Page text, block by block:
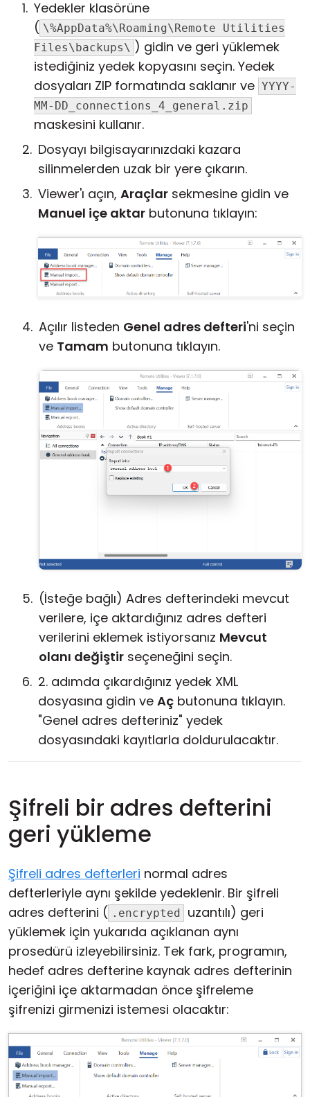
Yedekler klasörüne
( \%AppData%\Roaming\Remote Utilities
Files\backups\ ) gidin ve geri yüklemek
istediğiniz yedek kopyasını seçin. Yedek
dosyaları ZIP formatında saklanır ve YYYY-
MM-DD_connections_4_general.zip
maskesini kullanır.
Dosyayı bilgisayarınızdaki kazara
silinmelerden uzak bir yere çıkarın.
Viewer'ı açın, Araçlar sekmesine gidin ve
Manuel içe aktar butonuna tıklayın:
Açılır listeden Genel adres defteri'ni seçin
ve Tamam butonuna tıklayın.
(İsteğe bağlı) Adres defterindeki mevcut
verilere, içe aktardığınız adres defteri
verilerini eklemek istiyorsanız Mevcut
olanı değiştir seçeneğini seçin.
2. adımda çıkardığınız yedek XML
dosyasına gidin ve Aç butonuna tıklayın.
"Genel adres defteriniz" yedek
dosyasındaki kayıtlarla doldurulacaktır.
Şifreli bir adres defterini
geri yükleme
Şifreli adres defterleri normal adres
defterleriyle aynı şekilde yedeklenir. Bir şifreli
adres defterini ( .encrypted
uzantılı) geri
yüklemek için yukarıda açıklanan aynı
prosedürü izleyebilirsiniz. Tek fark, programın,
hedef adres defterine kaynak adres defterinin
içeriğini içe aktarmadan önce şifreleme
şifrenizi girmenizi istemesi olacaktır: